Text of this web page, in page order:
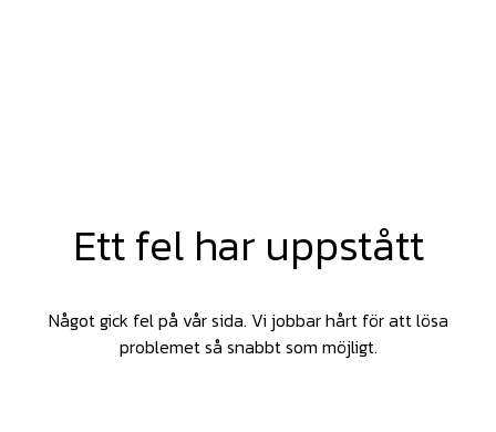
Ett fel har uppstått
Något gick fel på vår sida. Vi jobbar hårt för att lösa
problemet så snabbt som möjligt.